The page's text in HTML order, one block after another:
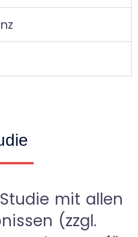
mit allen
(zzgl.